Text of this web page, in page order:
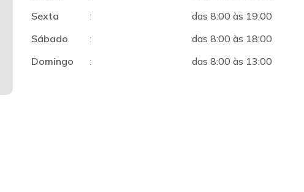
Sexta
:
das 8:00 às 19:00
Sábado
:
das 8:00 às 18:00
Domingo
: das 8:00 às 13:00